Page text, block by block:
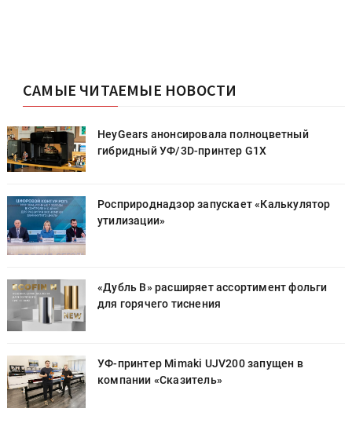
САМЫЕ ЧИТАЕМЫЕ НОВОСТИ
HeyGears анонсировала полноцветный
гибридный УФ/3D-принтер G1X
Росприроднадзор запускает «Калькулятор
утилизации»
«Дубль В» расширяет ассортимент фольги
для горячего тиснения
УФ-принтер Mimaki UJV200 запущен в
компании «Сказитель»